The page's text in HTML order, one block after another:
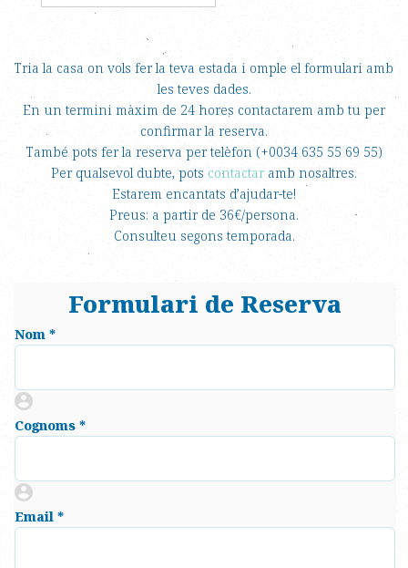
Tria la casa on vols fer la teva estada i omple el formulari amb
les teves dades.
En un termini màxim de 24 hores contactarem amb tu per
confirmar la reserva.
També pots fer la reserva per telèfon (+0034 635 55 69 55)
Per qualsevol dubte, pots contactar amb nosaltres.
Estarem encantats d’ajudar-te!
Preus: a partir de 36€/persona.
Consulteu segons temporada.
Formulari de Reserva
Nom *
Cognoms *
Email *